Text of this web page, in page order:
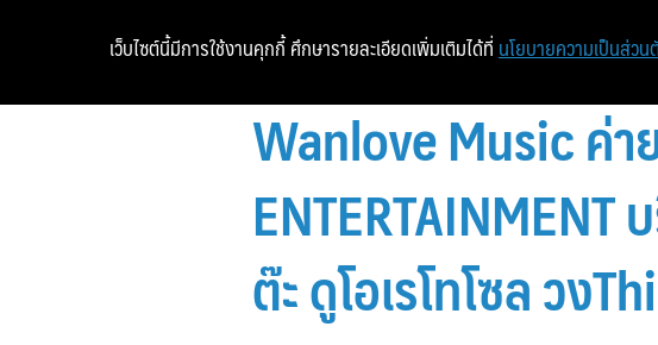
Wanlove Music ค่า
ENTERTAINMENT
ต๊ะ ดูโอเรโทโซล วง
เว็บไซต์นี้มีการใช้งานคุกกี้ ศึกษารายละเอียดเพิ่มเติมได้ที่ นโยบายความเป็นส่วน